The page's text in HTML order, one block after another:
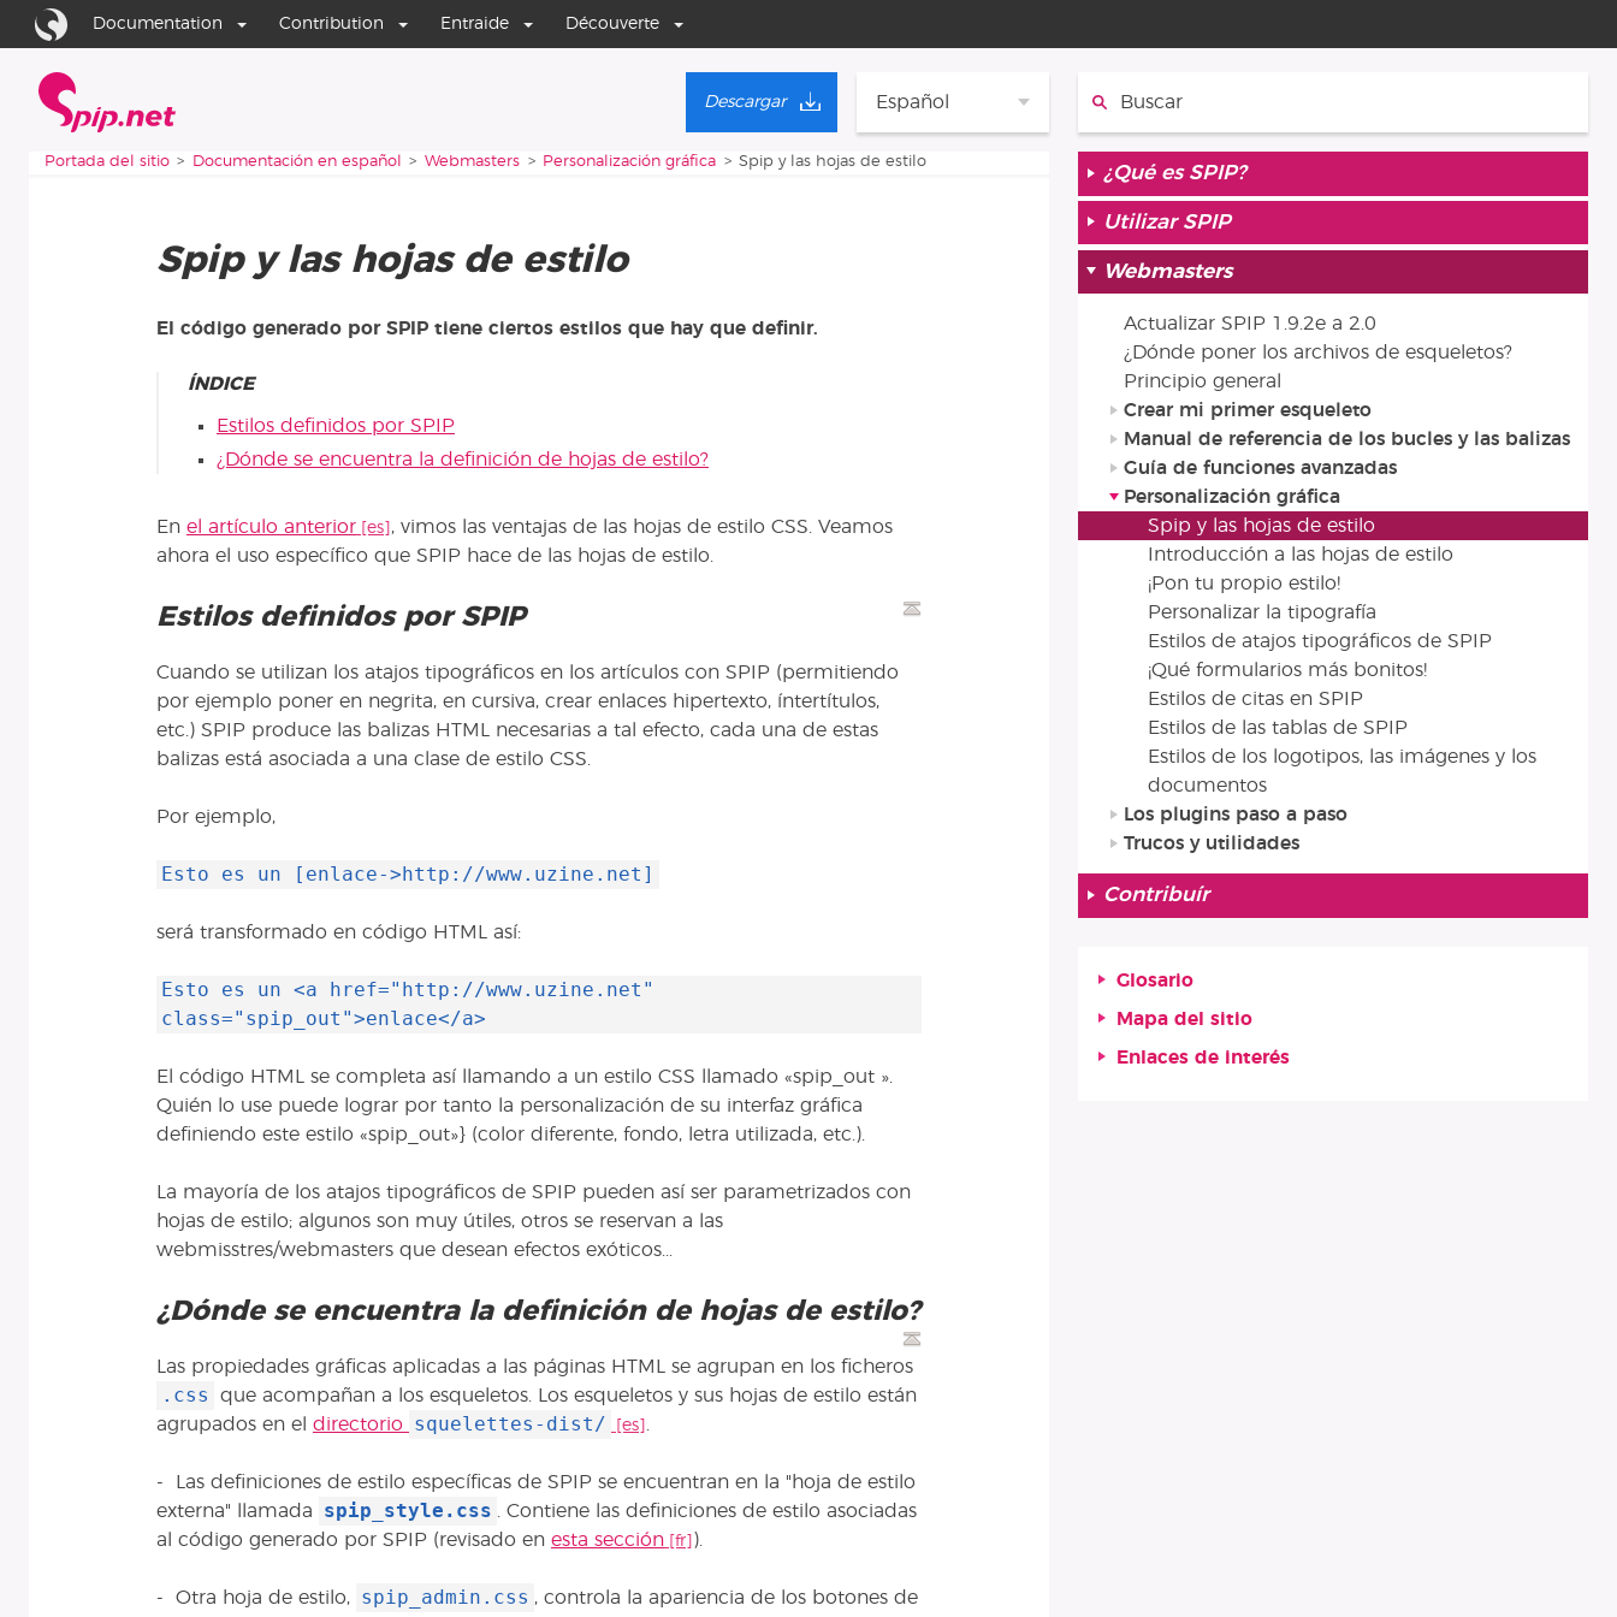
Aller au contenu
Aller à la navigation
Documentation Contribution Entraide Découverte
Español
Descargar
Vous êtes ici :
Portada del sitio Documentación en español Webmasters Personalización gráfica Spip y las hojas de estilo
Spip y las hojas de estilo
El código generado por SPIP tiene ciertos estilos que hay que definir.
ÍNDICE
Estilos definidos por SPIP
¿Dónde se encuentra la definición de hojas de estilo?
En el artículo anterior
, vimos las ventajas de las hojas de estilo CSS. Veamos
ahora el uso específico que SPIP hace de las hojas de estilo.
Estilos definidos por SPIP
Cuando se utilizan los atajos tipográficos en los artículos con SPIP (permitiendo
por ejemplo poner en negrita, en cursiva, crear enlaces hipertexto, íntertítulos,
etc.) SPIP produce las balizas HTML necesarias a tal efecto, cada una de estas
balizas está asociada a una clase de estilo CSS.
Por ejemplo,
Esto es un [enlace->http://www.uzine.net]
será transformado en código HTML así:
Esto es un <a href="http://www.uzine.net"
class="spip_out">enlace</a>
El código HTML se completa así llamando a un estilo CSS llamado «spip_out ».
Quién lo use puede lograr por tanto la personalización de su interfaz gráfica
definiendo este estilo «spip_out»} (color diferente, fondo, letra utilizada, etc.).
La mayoría de los atajos tipográficos de SPIP pueden así ser parametrizados con
hojas de estilo; algunos son muy útiles, otros se reservan a las
webmisstres/webmasters que desean efectos exóticos...
¿Dónde se encuentra la definición de hojas de estilo?
Las propiedades gráficas aplicadas a las páginas HTML se agrupan en los ficheros
.css
que acompañan a los esqueletos. Los esqueletos y sus hojas de estilo están
agrupados en el directorio squelettes-dist/ .
- Las definiciones de estilo específicas de SPIP se encuentran en la "hoja de estilo
externa" llamada
spip_style.css . Contiene las definiciones de estilo asociadas
al código generado por SPIP (revisado en esta sección ).
- Otra hoja de estilo, spip_admin.css , controla la apariencia de los botones de
¿Qué es SPIP?
Utilizar SPIP
Webmasters
Actualizar SPIP 1.9.2e a 2.0
¿Dónde poner los archivos de esqueletos?
Principio general
Crear mi primer esqueleto
Manual de referencia de los bucles y las balizas
Guía de funciones avanzadas
Personalización gráfica
Spip y las hojas de estilo
Introducción a las hojas de estilo
¡Pon tu propio estilo!
Personalizar la tipografía
Estilos de atajos tipográficos de SPIP
¡Qué formularios más bonitos!
Estilos de citas en SPIP
Estilos de las tablas de SPIP
Estilos de los logotipos, las imágenes y los
documentos
Los plugins paso a paso
Trucos y utilidades
Contribuír
Glosario
Mapa del sitio
Enlaces de interés